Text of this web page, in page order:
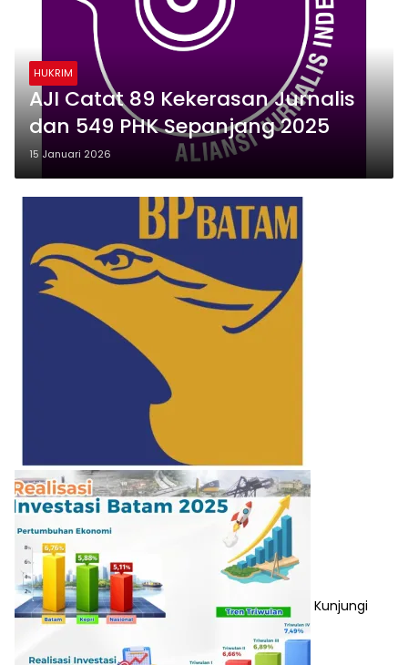
HUKRIM
AJI Catat 89 Kekerasan Jurnalis
dan 549 PHK Sepanjang 2025
15 Januari 2026
Kunjungi